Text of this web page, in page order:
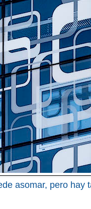
asomar, pero